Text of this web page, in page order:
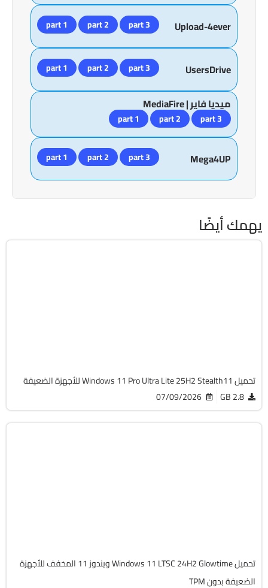
Upload-4ever
part 1 part 2 part 3
UsersDrive
part 1 part 2 part 3
ميديا فاير | MediaFire
part 1 part 2 part 3
Mega4UP
part 1 part 2 part 3
يهمك أيضًا
تحميل Windows 11 Pro Ultra Lite 25H2 Stealth11 للأجهزة الضعيفة
2.8 GB
07/09/2026
تحميل Windows 11 LTSC 24H2 Glowtime ويندوز 11 المخفف للأجهزة
الضعيفة بدون TPM